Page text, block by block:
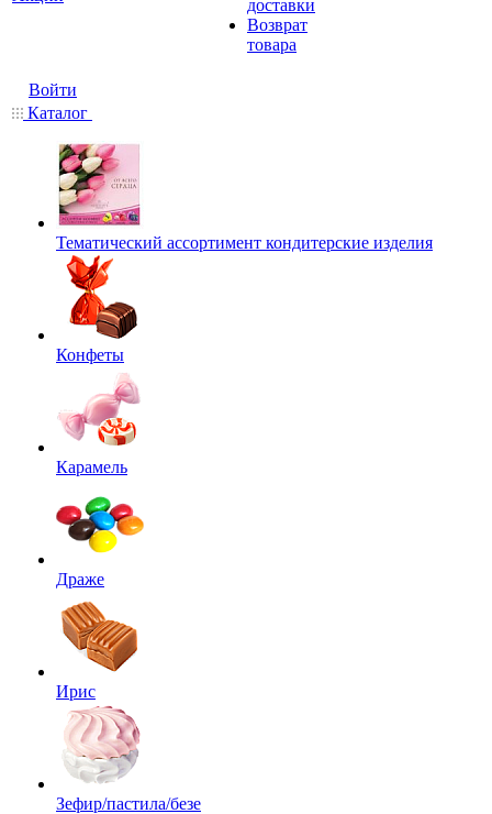
доставки
Возврат
товара
Войти
Каталог
Тематический ассортимент кондитерские изделия
Конфеты
Карамель
Драже
Ирис
Зефир/пастила/безе